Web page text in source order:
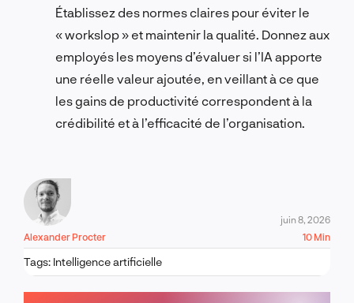
Établissez des normes claires pour éviter le
« workslop » et maintenir la qualité. Donnez aux
employés les moyens d’évaluer si l’IA apporte
une réelle valeur ajoutée, en veillant à ce que
les gains de productivité correspondent à la
crédibilité et à l’efficacité de l’organisation.
Alexander Procter
juin 8, 2026
10 Min
Tags: Intelligence artificielle